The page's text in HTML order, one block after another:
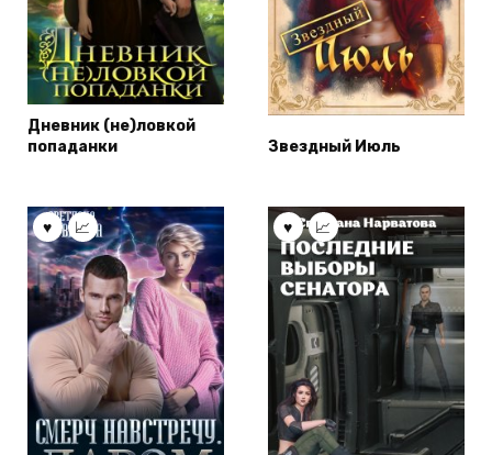
Дневник (не)ловкой
попаданки
Звездный Июль